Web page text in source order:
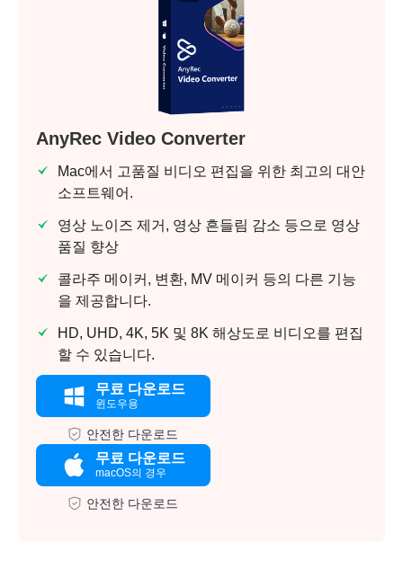
AnyRec Video Converter
Mac에서 고품질 비디오 편집을 위한 최고의 대안
소프트웨어.
영상 노이즈 제거, 영상 흔들림 감소 등으로 영상
품질 향상
콜라주 메이커, 변환, MV 메이커 등의 다른 기능
을 제공합니다.
HD, UHD, 4K, 5K 및 8K 해상도로 비디오를 편집
할 수 있습니다.
무료 다운로드
윈도우용
안전한 다운로드
무료 다운로드
macOS의 경우
안전한 다운로드